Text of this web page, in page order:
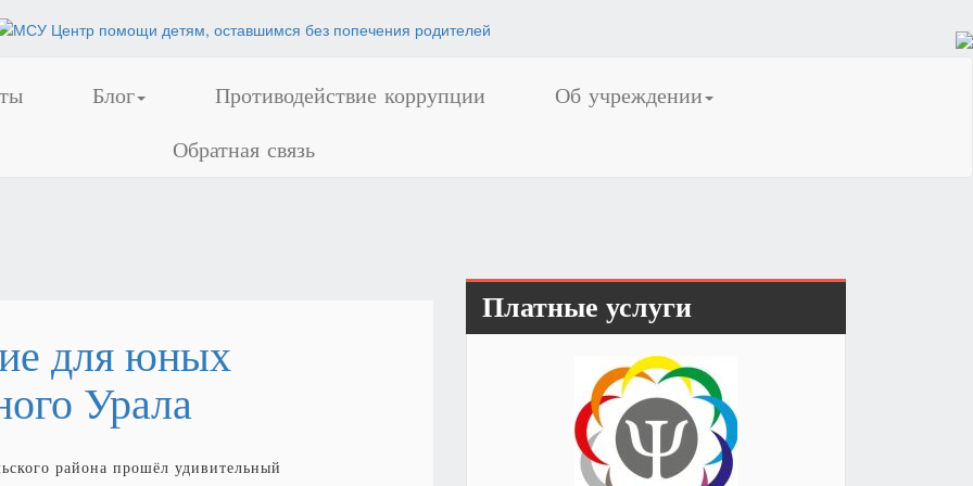
Блог Противодействие коррупции Об учреждении
Обратная связь
для юных
Урала
района прошёл удивительный
Платные услуги